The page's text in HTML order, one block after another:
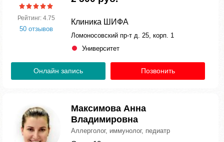
Рейтинг: 4.75
50 отзывов
Клиника ШИФА
Ломоносовский пр-т д. 25, корп. 1
Университет
Онлайн запись Позвонить
Максимова Анна
Владимировна
Аллерголог, иммунолог, педиатр